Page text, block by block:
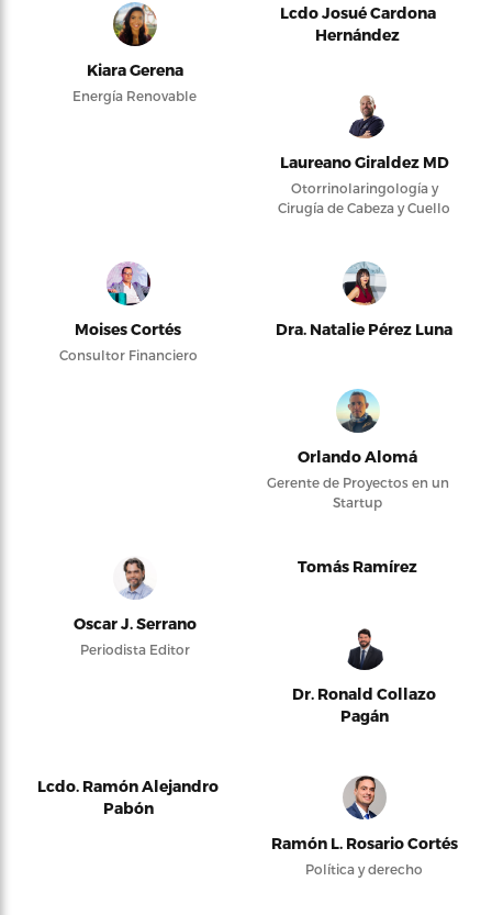
Kiara Gerena
Energía Renovable
Lcdo Josué Cardona
Hernández
Laureano Giraldez MD
Otorrinolaringología y
Cirugía de Cabeza y Cuello
Moises Cortés
Consultor Financiero
Dra. Natalie Pérez Luna
Orlando Alomá
Gerente de Proyectos en un
Startup
Oscar J. Serrano
Periodista Editor
Tomás Ramírez
Dr. Ronald Collazo
Pagán
Lcdo. Ramón Alejandro
Pabón
Ramón L. Rosario Cortés
Política y derecho